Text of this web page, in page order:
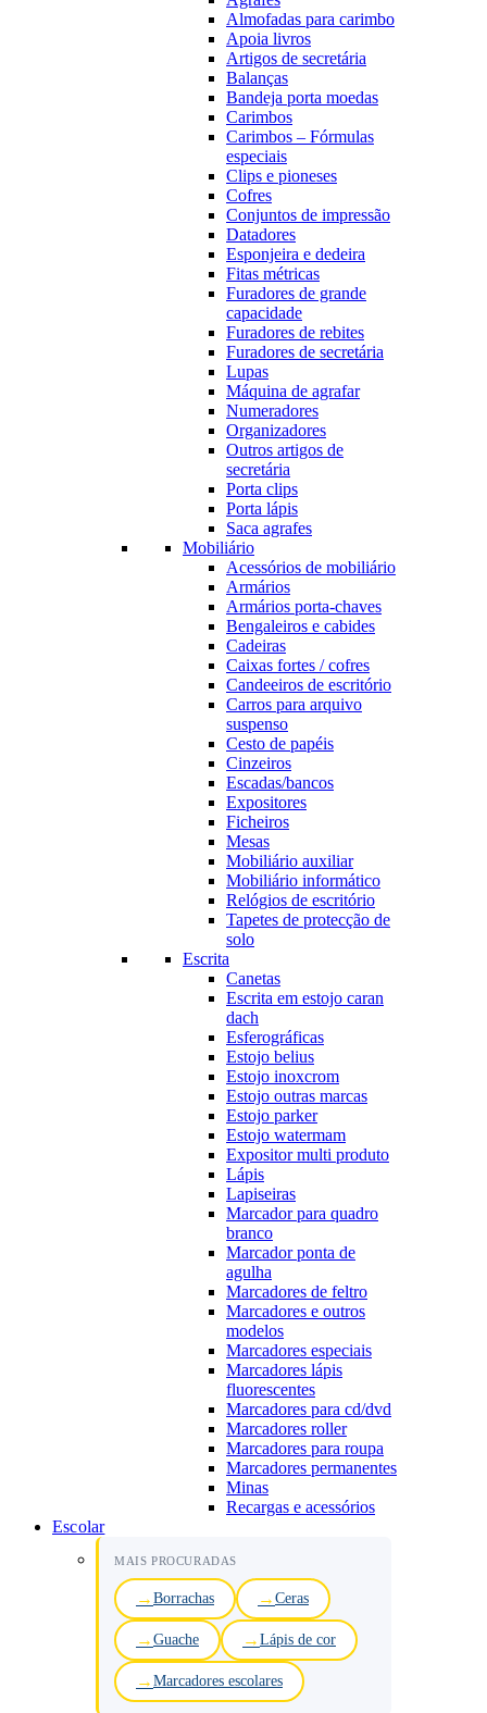
Almofadas para carimbo
Apoia livros
Artigos de secretária
Balanças
Bandeja porta moedas
Carimbos
Carimbos – Fórmulas
especiais
Clips e pioneses
Cofres
Conjuntos de impressão
Datadores
Esponjeira e dedeira
Fitas métricas
Furadores de grande
capacidade
Furadores de rebites
Furadores de secretária
Lupas
Máquina de agrafar
Numeradores
Organizadores
Outros artigos de
secretária
Porta clips
Porta lápis
Saca agrafes
Mobiliário
Acessórios de mobiliário
Armários
Armários porta-chaves
Bengaleiros e cabides
Cadeiras
Caixas fortes / cofres
Candeeiros de escritório
Carros para arquivo
suspenso
Cesto de papéis
Cinzeiros
Escadas/bancos
Expositores
Ficheiros
Mesas
Mobiliário auxiliar
Mobiliário informático
Relógios de escritório
Tapetes de protecção de
solo
Escrita
Canetas
Escrita em estojo caran
dach
Esferográficas
Estojo belius
Estojo inoxcrom
Estojo outras marcas
Estojo parker
Estojo watermam
Expositor multi produto
Lápis
Lapiseiras
Marcador para quadro
branco
Marcador ponta de
agulha
Marcadores de feltro
Marcadores e outros
modelos
Marcadores especiais
Marcadores lápis
fluorescentes
Marcadores para cd/dvd
Marcadores roller
Marcadores para roupa
Marcadores permanentes
Minas
Recargas e acessórios
Escolar
MAIS PROCURADAS
Borrachas Ceras
Guache Lápis de cor
Marcadores escolares